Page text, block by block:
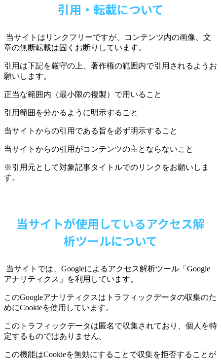
引用・転載について
当サイトはリンクフリーですが、コンテンツ内の画像、文
章の無断転載は固くお断りしています。
引用は下記を厳守の上、著作権の範囲内で引用されるようお
願いします。
正当な範囲内（最小限の複製）で用いること
引用範囲を分かるように明示すること
当サイトからの引用である旨を必ず明示すること
当サイトからの引用がコンテンツの主とならないこと
※引用元として対象記事タイトルでのリンクをお願いしま
す。
当サイトが使用しているアクセス解
析ツールについて
当サイトでは、 Googleによるアクセス解析ツール「 Google
アナリティクス」を利用しています。
このGoogleアナリティクスはトラフィックデータの収集のた
めにCookieを使用しています。
このトラフィックデータは匿名で収集されており、個人を特
定するものではありません。
この機能はCookieを無効にすることで収集を拒否することが